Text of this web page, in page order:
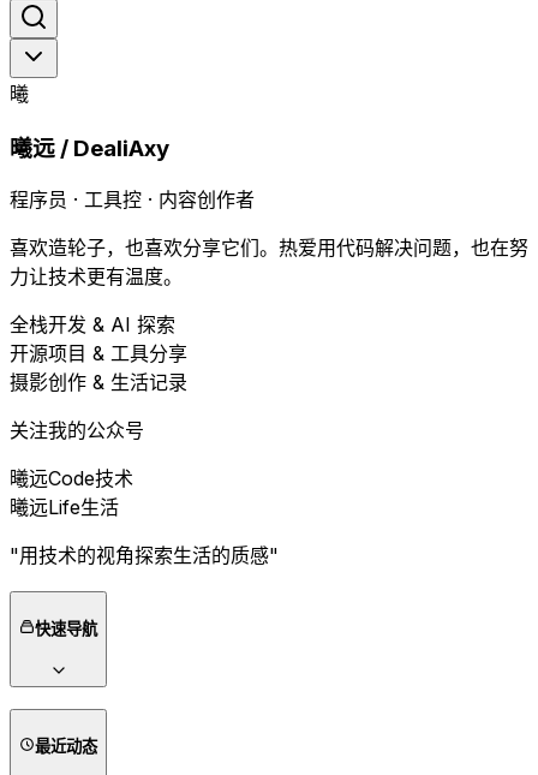
曦
曦远 / DealiAxy
程序员 · 工具控 · 内容创作者
喜欢造轮子，也喜欢分享它们。热爱用代码解决问题，也在努
力让技术更有温度。
全栈开发 & AI 探索
开源项目 & 工具分享
摄影创作 & 生活记录
关注我的公众号
曦远Code技术
曦远Life生活
"用技术的视角探索生活的质感"
快速导航
最近动态